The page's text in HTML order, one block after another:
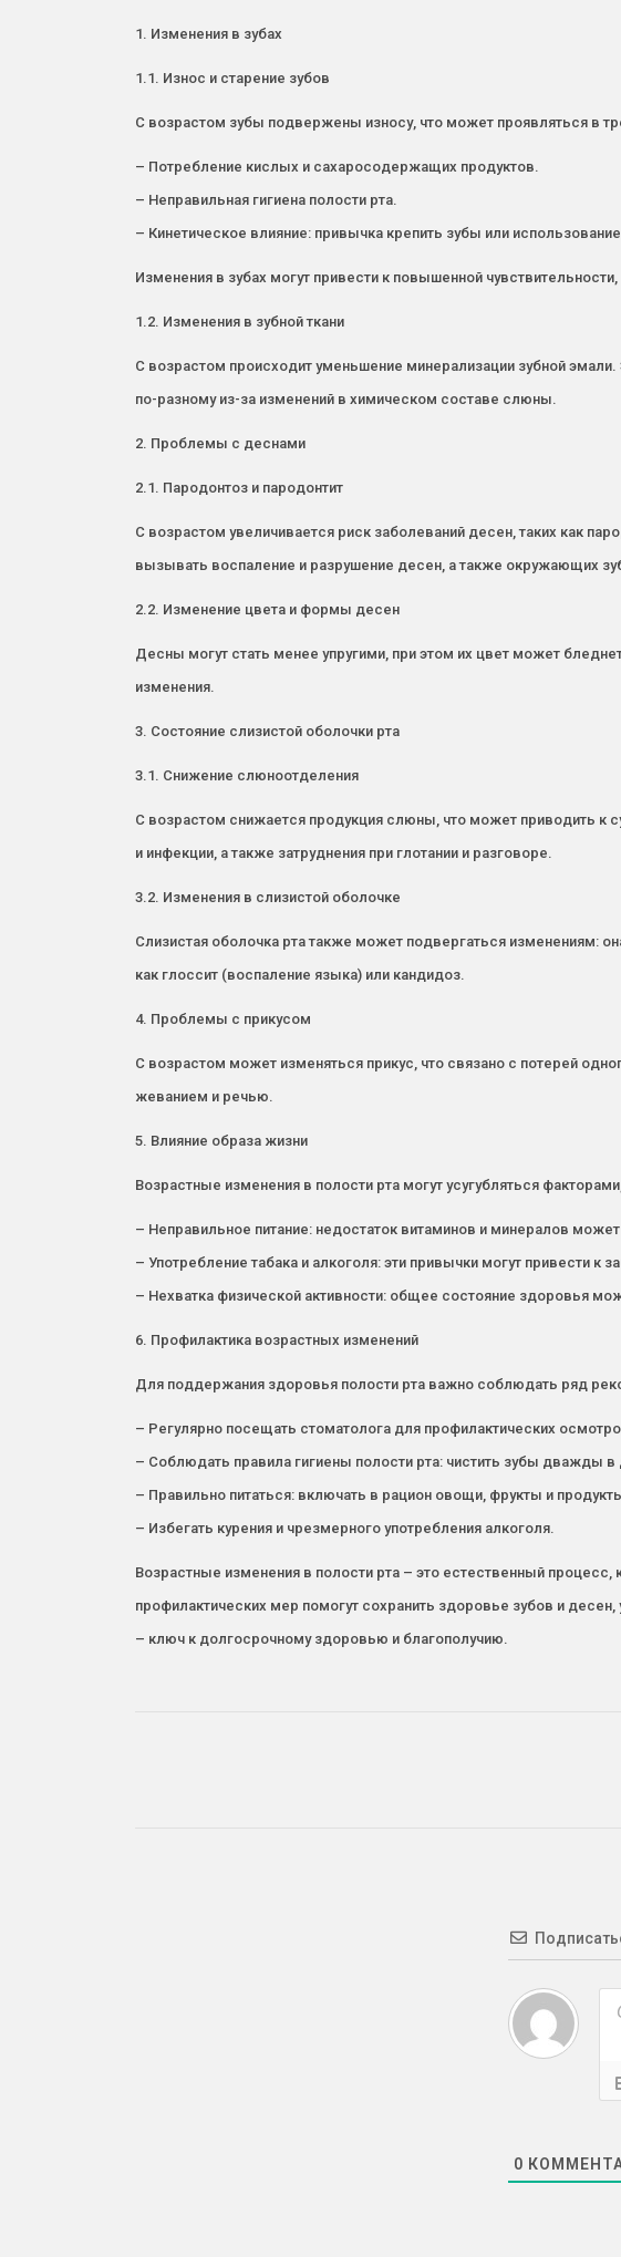
1. Изменения в зубах
1.1. Износ и старение зубов
С возрастом зубы подвержены износу, что может проявляться в
– Потребление кислых и сахаросодержащих продуктов.
– Неправильная гигиена полости рта.
– Кинетическое влияние: привычка крепить зубы или
Изменения в зубах могут привести к повышенной
1.2. Изменения в зубной ткани
С возрастом происходит уменьшение минерализации зубной
по-разному из-за изменений в химическом составе слюны.
2. Проблемы с деснами
2.1. Пародонтоз и пародонтит
С возрастом увеличивается риск заболеваний десен, таких как
вызывать воспаление и разрушение десен, а также окружающих
2.2. Изменение цвета и формы десен
Десны могут стать менее упругими, при этом их цвет может
изменения.
3. Состояние слизистой оболочки рта
3.1. Снижение слюноотделения
С возрастом снижается продукция слюны, что может приводить к
и инфекции, а также затруднения при глотании и разговоре.
3.2. Изменения в слизистой оболочке
Слизистая оболочка рта также может подвергаться изменениям:
как глоссит (воспаление языка) или кандидоз.
4. Проблемы с прикусом
С возрастом может изменяться прикус, что связано с потерей
жеванием и речью.
5. Влияние образа жизни
Возрастные изменения в полости рта могут усугубляться
– Неправильное питание: недостаток витаминов и минералов
– Употребление табака и алкоголя: эти привычки могут привести к
– Нехватка физической активности: общее состояние здоровья
6. Профилактика возрастных изменений
Для поддержания здоровья полости рта важно соблюдать ряд
– Регулярно посещать стоматолога для профилактических
– Соблюдать правила гигиены полости рта: чистить зубы дважды в
– Правильно питаться: включать в рацион овощи, фрукты и
– Избегать курения и чрезмерного употребления алкоголя.
Возрастные изменения в полости рта – это естественный
профилактических мер помогут сохранить здоровье зубов и
– ключ к долгосрочному здоровью и благополучию.
0